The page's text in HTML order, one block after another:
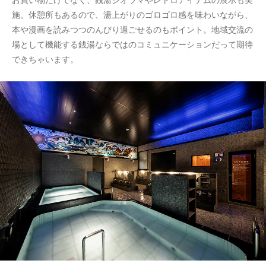
施。休憩所もあるので、湯上がりのゴロゴロ感を味わいながら、
本や漫画を読みつつのんびり過ごせるのもポイント。地域交流の
場として機能する銭湯ならではのコミュニケーションだって期待
できちゃいます。